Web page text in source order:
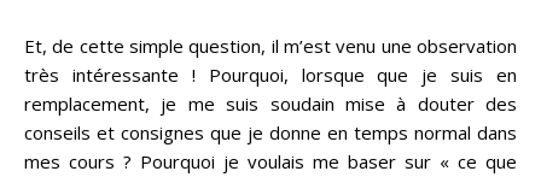
Et, de cette simple question, il m’est venu une observation
très intéressante ! Pourquoi, lorsque que je suis en
remplacement, je me suis soudain mise à douter des
conseils et consignes que je donne en temps normal dans
mes cours ? Pourquoi je voulais me baser sur « ce que